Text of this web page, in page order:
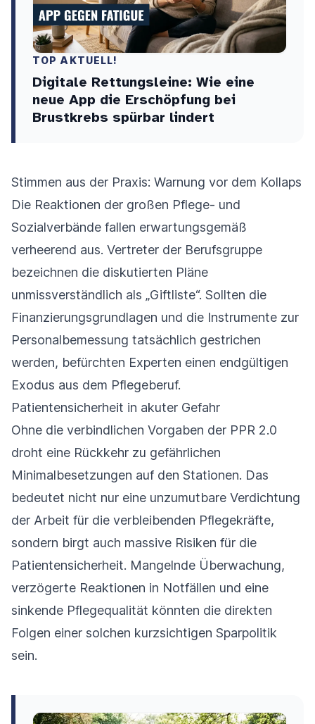
TOP AKTUELL!
Digitale Rettungsleine: Wie eine
neue App die Erschöpfung bei
Brustkrebs spürbar lindert
Stimmen aus der Praxis: Warnung vor dem Kollaps
Die Reaktionen der großen Pflege- und
Sozialverbände fallen erwartungsgemäß
verheerend aus. Vertreter der Berufsgruppe
bezeichnen die diskutierten Pläne
unmissverständlich als „Giftliste“. Sollten die
Finanzierungsgrundlagen und die Instrumente zur
Personalbemessung tatsächlich gestrichen
werden, befürchten Experten einen endgültigen
Exodus aus dem Pflegeberuf.
Patientensicherheit in akuter Gefahr
Ohne die verbindlichen Vorgaben der PPR 2.0
droht eine Rückkehr zu gefährlichen
Minimalbesetzungen auf den Stationen. Das
bedeutet nicht nur eine unzumutbare Verdichtung
der Arbeit für die verbleibenden Pflegekräfte,
sondern birgt auch massive Risiken für die
Patientensicherheit. Mangelnde Überwachung,
verzögerte Reaktionen in Notfällen und eine
sinkende Pflegequalität könnten die direkten
Folgen einer solchen kurzsichtigen Sparpolitik
sein.